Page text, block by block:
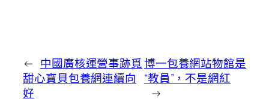
← 中國廣核運營事跡覓
甜心寶貝包養網連續向
好
博一包養網站物館是
“教員”，不是網紅
→